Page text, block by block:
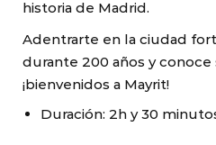
historia de Madrid.
Adentrarte en la ciudad
durante 200 años y
¡bienvenidos a Mayrit!
Duración: 2h y 30